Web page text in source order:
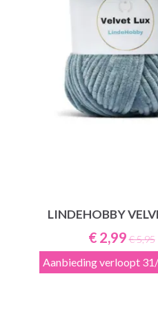
LINDEHOBBY
€ 2,99 € 5,95
Aanbieding verloopt